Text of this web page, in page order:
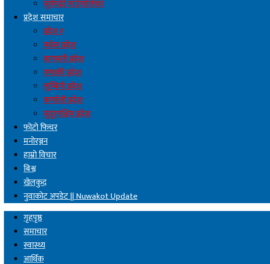
सुर्यगढी गाउँपालिका
प्रदेश समाचार
प्रदेश १
मधेस प्रदेश
बागमती प्रदेश
गण्डकी प्रदेश
लुम्बिनी प्रदेश
कर्णाली प्रदेश
सुदूरपश्चिम प्रदेश
फोटो फिचर
मनोरञ्जन
हाम्रो विचार
बिश्व
खेलकुद
नुवाकोट अपडेट || Nuwakot Update
गृहपृष्ठ
समाचार
स्वास्थ्य
आर्थिक